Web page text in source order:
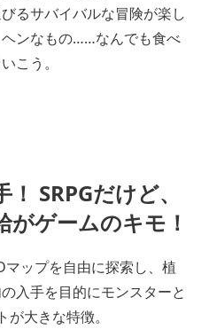
るサバイバルな冒険が楽し
ンなもの……なんでも食べ
こう。
SRPGだけど、
がゲームのキモ！
ップを自由に探索し、植
入手を目的にモンスターと
大きな特徴。